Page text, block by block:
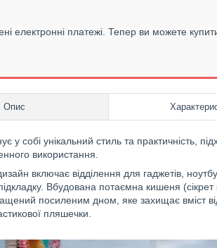
електронні платежі. Тепер ви можете
Опис
у собі унікальний стиль та практичність,
використання.
включає відділення для гаджетів,
Вбудована потаємна кишеня
посиленим дном, яке захищає вміст
пляшечки.